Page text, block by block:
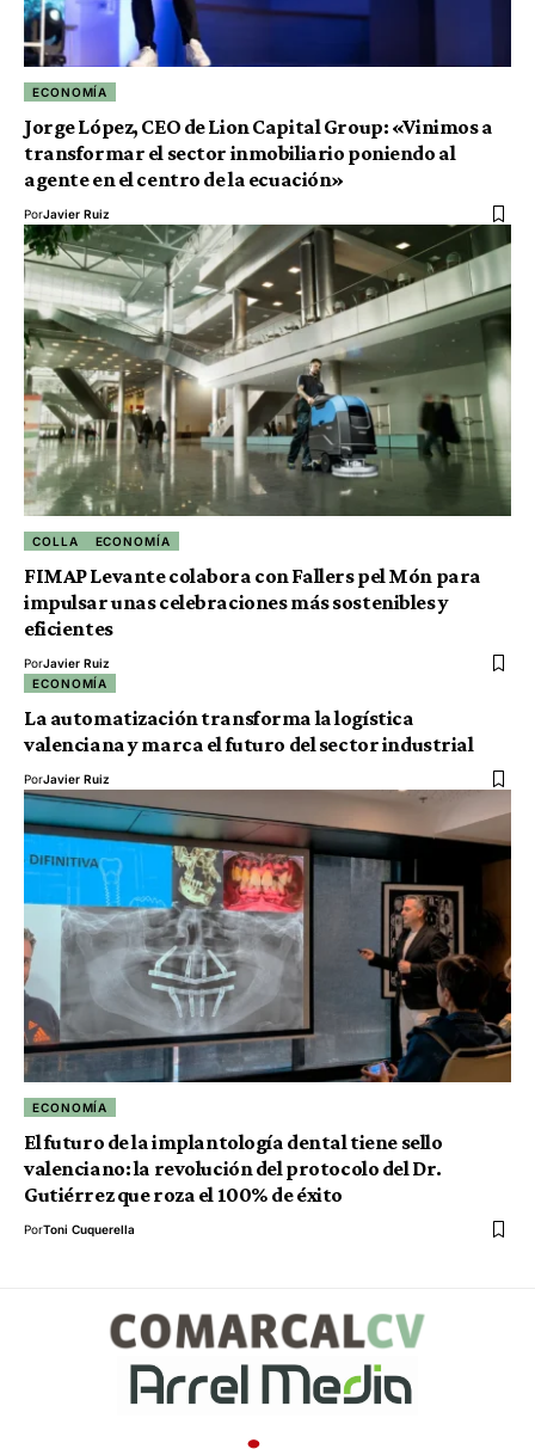
ECONOMÍA
Jorge López, CEO de Lion Capital Group: «Vinimos a
transformar el sector inmobiliario poniendo al
agente en el centro de la ecuación»
PorJavier Ruiz
COLLA ECONOMÍA
FIMAP Levante colabora con Fallers pel Món para
impulsar unas celebraciones más sostenibles y
eficientes
PorJavier Ruiz
ECONOMÍA
La automatización transforma la logística
valenciana y marca el futuro del sector industrial
PorJavier Ruiz
ECONOMÍA
El futuro de la implantología dental tiene sello
valenciano: la revolución del protocolo del Dr.
Gutiérrez que roza el 100% de éxito
PorToni Cuquerella